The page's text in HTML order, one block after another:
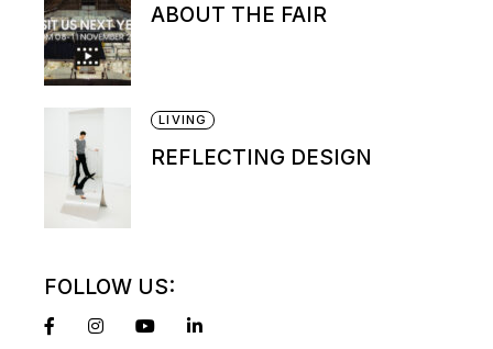
ABOUT THE FAIR
LIVING
REFLECTING DESIGN
FOLLOW US: